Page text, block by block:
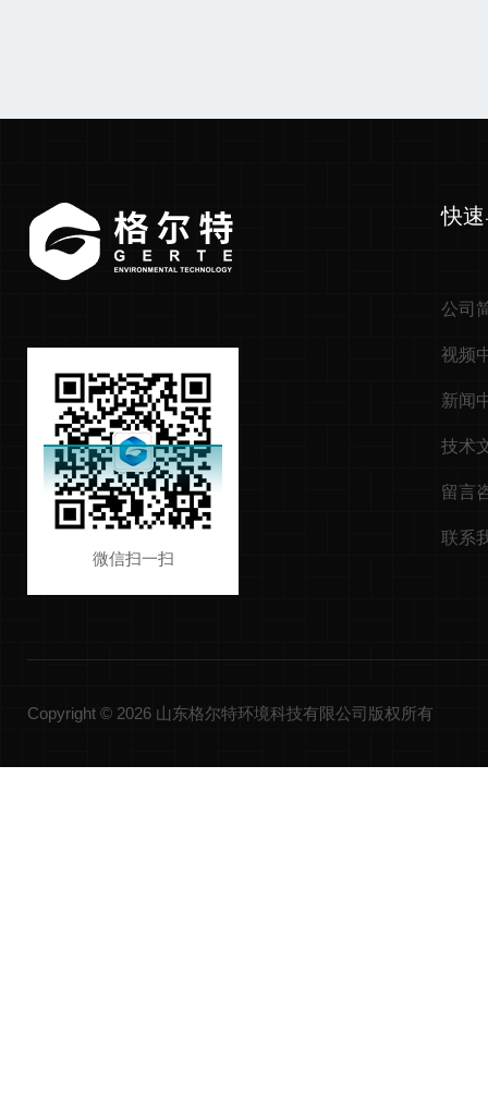
微信扫一扫
快
公司
视频
新闻
技术
留言
联系
Copyright © 2026 山东格尔特环境科技有限公司版权所有